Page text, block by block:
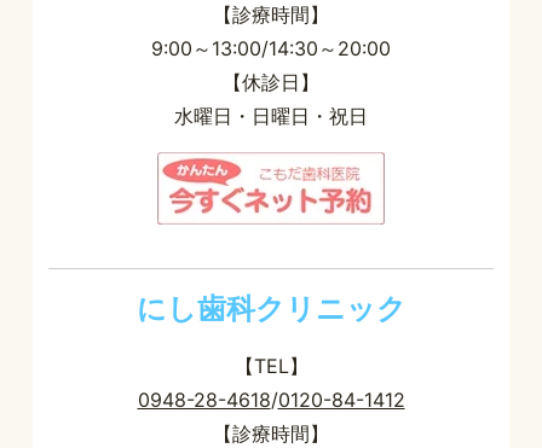
【診療時間】
9:00～13:00/14:30～20:00
【休診日】
水曜日・日曜日・祝日
にし歯科クリニック
【TEL】
0948-28-4618/0120-84-1412
【診療時間】